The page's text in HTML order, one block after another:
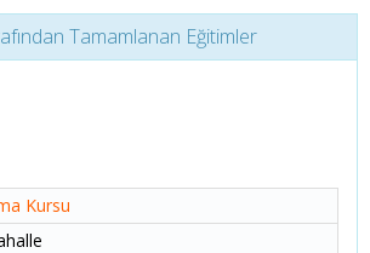
Tamamlanan Eğitimler
Kursu